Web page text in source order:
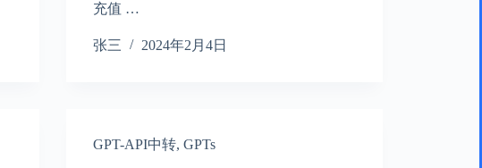
充值 …
张三 2024年2月4日
GPT-API中转,GPTs